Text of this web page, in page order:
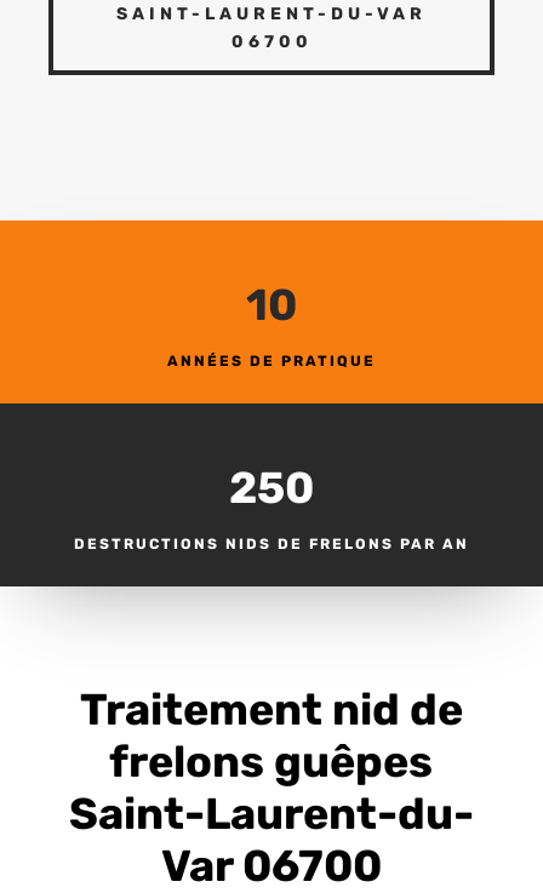
SAINT-LAURENT-DU-VAR
06700
10
ANNÉES DE PRATIQUE
250
DESTRUCTIONS NIDS DE FRELONS PAR AN
Traitement nid de
frelons guêpes
Saint-Laurent-du-
Var 06700